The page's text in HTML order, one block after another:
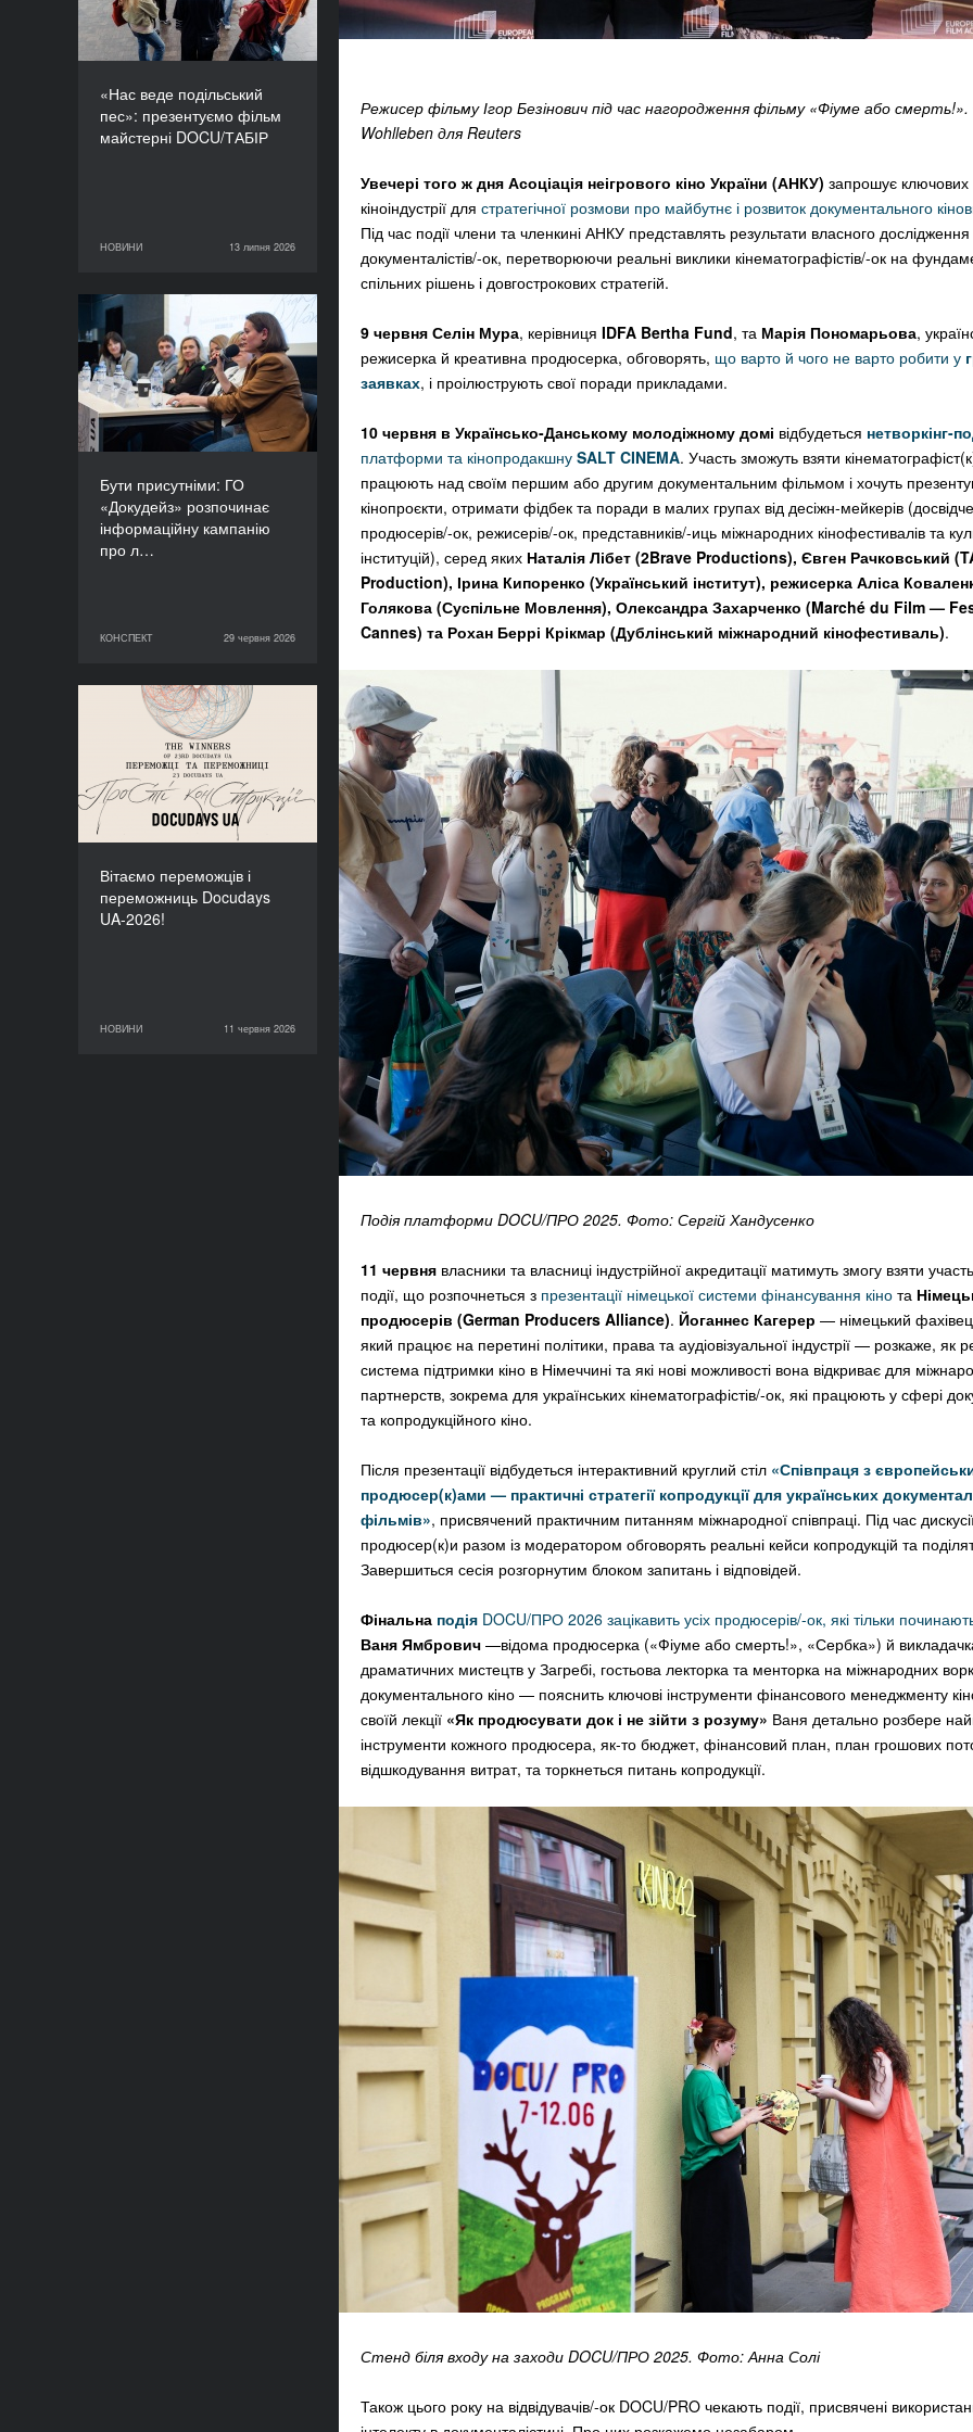
Режисер фільму Ігор Безінович під час нагородження фільму «Фіуме або
Wohlleben для Reuters
Увечері того ж дня Асоціація неігрового кіно України (АНКУ) запрошує ключових
кіноіндустрії для стратегічної розмови про майбутнє і розвиток документального
Під час події члени та членкині АНКУ представлять результати власного
документалістів/-ок, перетворюючи реальні виклики кінематографістів/-ок на
спільних рішень і довгострокових стратегій.
9 червня Селін Мура, керівниця IDFA Bertha Fund, та Марія Пономарьова,
режисерка й креативна продюсерка, обговорять, що варто й чого не варто робити у
заявках, і проілюструють свої поради прикладами.
10 червня в Українсько-Данському молодіжному домі відбудеться нетворкінг-
платформи та кінопродакшну SALT CINEMA. Участь зможуть взяти
працюють над своїм першим або другим документальним фільмом і хочуть
кінопроєкти, отримати фідбек та поради в малих групах від десіжн-мейкерів
продюсерів/-ок, режисерів/-ок, представників/-иць міжнародних кінофестивалів та
інституцій), серед яких Наталія Лібет (2Brave Productions), Євген Рачковський
Production), Ірина Кипоренко (Український інститут), режисерка Аліса
Голякова (Суспільне Мовлення), Олександра Захарченко (Marché du Film —
Cannes) та Рохан Беррі Крікмар (Дублінський міжнародний кінофестиваль).
Подія платформи DOCU/ПРО 2025. Фото: Сергій Хандусенко
11 червня власники та власниці індустрійної акредитації матимуть змогу взяти
події, що розпочнеться з презентації німецької системи фінансування кіно та
продюсерів (German Producers Alliance). Йоганнес Кагерер — німецький
який працює на перетині політики, права та аудіовізуальної індустрії — розкаже, як
система підтримки кіно в Німеччині та які нові можливості вона відкриває для
партнерств, зокрема для українських кінематографістів/-ок, які працюють у сфері
та копродукційного кіно.
Після презентації відбудеться інтерактивний круглий стіл «Співпраця з
продюсер(к)ами — практичні стратегії копродукції для українських
фільмів», присвячений практичним питанням міжнародної співпраці. Під час
продюсер(к)и разом із модератором обговорять реальні кейси копродукцій та
Завершиться сесія розгорнутим блоком запитань і відповідей.
Фінальна подія DOCU/ПРО 2026 зацікавить усіх продюсерів/-ок, які тільки
Ваня Ямбрович —відома продюсерка («Фіуме або смерть!», «Сербка») й
драматичних мистецтв у Загребі, гостьова лекторка та менторка на міжнародних
документального кіно — пояснить ключові інструменти фінансового менеджменту
своїй лекції «Як продюсувати док і не зійти з розуму» Ваня детально розбере
інструменти кожного продюсера, як-то бюджет, фінансовий план, план грошових
відшкодування витрат, та торкнеться питань копродукції.
Стенд біля входу на заходи DOCU/ПРО 2025. Фото: Анна Солі
Також цього року на відвідувачів/-ок DOCU/PRO чекають події, присвячені
«Нас веде подільський
пес»: презентуємо фільм
майстерні DOCU/ТАБІР
НОВИНИ 13 липня 2026
НОВИНИ
13 липня 2026
Бути присутніми: ГО
«Докудейз» розпочинає
інформаційну кампанію
про л…
КОНСПЕКТ 29 червня 2026
Бути присутніми: ГО
«Докудейз» розпочинає
інформаційну кампанію
про людей в окупації
КОНСПЕКТ
29 червня 2026
Вітаємо переможців і
переможниць Docudays
UA-2026!
НОВИНИ 11 червня 2026
Вітаємо переможців і
переможниць Docudays
UA-2026!
НОВИНИ
11 червня 2026